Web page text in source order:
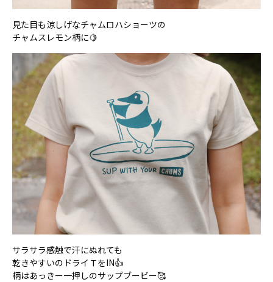
見た目も涼しげなチャムロハショーツの
チャムスレモン柄に🍋
サラサラ感触で汗にぬれても
乾きやすいのドライＴをIN👍
柄はあっきー一押しのサップブービー🥰